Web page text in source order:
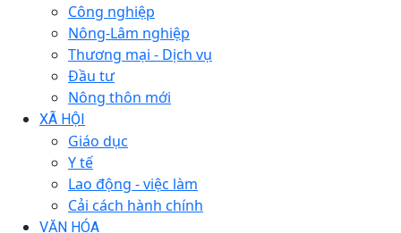
Công nghiệp
Nông-Lâm nghiệp
Thương mại - Dịch vụ
Đầu tư
Nông thôn mới
XÃ HỘI
Giáo dục
Y tế
Lao động - việc làm
Cải cách hành chính
VĂN HÓA